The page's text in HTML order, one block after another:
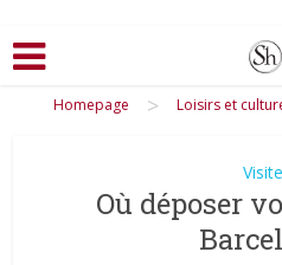
Homepage > Loisirs et
Où déposer